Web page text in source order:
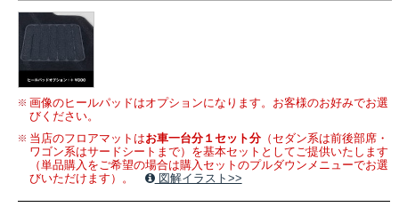
画像のヒールパッドはオプションになります。お客様のお好みでお選
びください。
当店のフロアマットはお車一台分１セット分（セダン系は前後部席・
ワゴン系はサードシートまで）を基本セットとしてご提供いたします
（単品購入をご希望の場合は購入セットのプルダウンメニューでお選
びいただけます）。
図解イラスト>>